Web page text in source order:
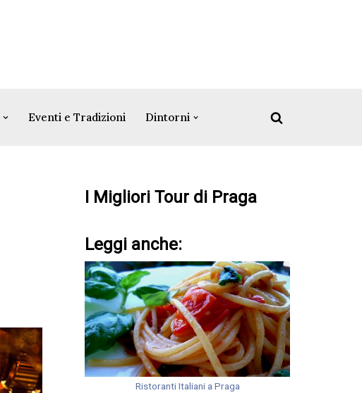
Eventi e Tradizioni Dintorni
I Migliori Tour di Praga
Leggi anche:
Ristoranti Italiani a Praga